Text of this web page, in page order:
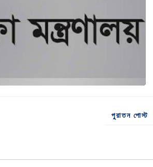
পুরাতন পোস্ট